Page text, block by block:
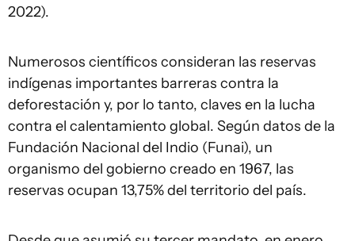
2022).
Numerosos científicos consideran las reservas
indígenas importantes barreras contra la
deforestación y, por lo tanto, claves en la lucha
contra el calentamiento global. Según datos de la
Fundación Nacional del Indio (Funai), un
organismo del gobierno creado en 1967, las
reservas ocupan 13,75% del territorio del país.